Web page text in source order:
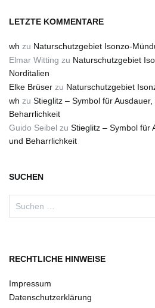
LETZTE KOMMENTARE
wh zu Naturschutzgebiet Isonzo-
Elmar Witting zu Naturschutzgebiet
Norditalien
Elke Brüser zu Naturschutzgebiet
wh zu Stieglitz – Symbol für
Beharrlichkeit
Guido Seibel zu Stieglitz – Symbol für
und Beharrlichkeit
SUCHEN
RECHTLICHE HINWEISE
Impressum
Datenschutzerklärung